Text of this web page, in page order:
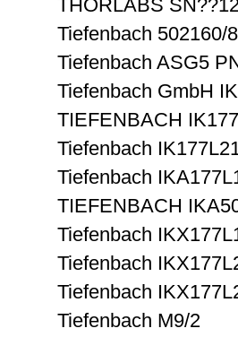
THORLABS
Tiefenbach 502160/
Tiefenbach ASG5
Tiefenbach GmbH
TIEFENBACH
Tiefenbach
Tiefenbach
TIEFENBACH
Tiefenbach
Tiefenbach
Tiefenbach
Tiefenbach M9/2